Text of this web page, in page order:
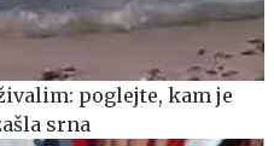
poglejte, kam je
srna